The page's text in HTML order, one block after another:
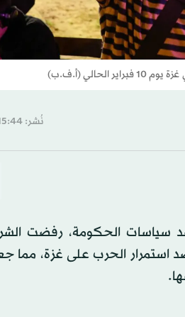
(أ.ف.ب)
نُشر: 15:44-16 فبراير 2024 م ـ 07 شَعبان 1445 هـ
سياسات الحكومة، رفضت
48)» بتنظيم مظاهرة ضد استمرار الحرب